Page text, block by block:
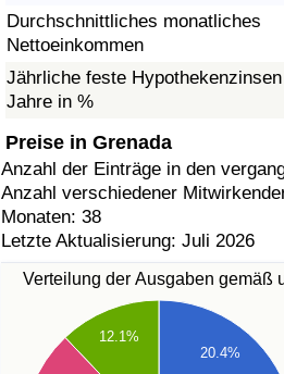
Durchschnittliches monatliches
Nettoeinkommen
Jährliche feste
Jahre in %
Preise in Grenada
Anzahl der Einträge in den
Anzahl verschiedener
Monaten: 38
Letzte Aktualisierung: Juli 2026
Verteilung der Ausgaben gemäß
20.4%
12.1%